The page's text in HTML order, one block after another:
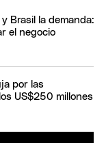
Brasil la demanda:
el negocio
por las
US$250 millones